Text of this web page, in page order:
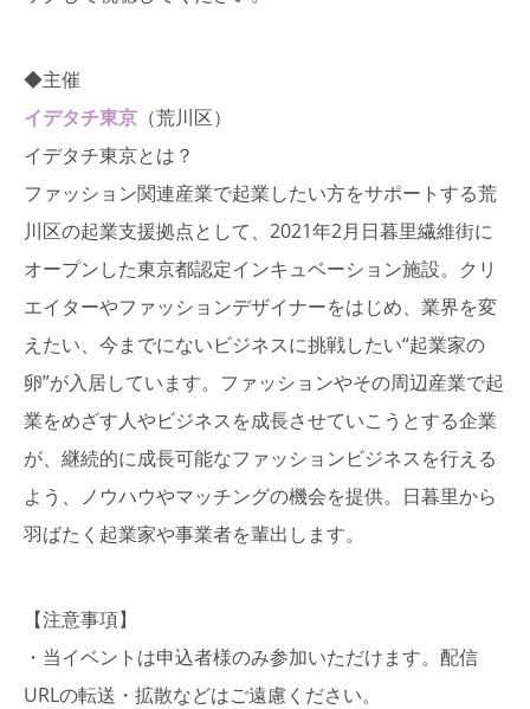
◆主催
イデタチ東京 （荒川区）
イデタチ東京とは？
ファッション関連産業で起業したい方をサポートする荒
川区の起業支援拠点として、2021年2月日暮里繊維街に
オープンした東京都認定インキュベーション施設。クリ
エイターやファッションデザイナーをはじめ、業界を変
えたい、今までにないビジネスに挑戦したい“起業家の
卵”が入居しています。ファッションやその周辺産業で起
業をめざす人やビジネスを成長させていこうとする企業
が、継続的に成長可能なファッションビジネスを行える
よう、ノウハウやマッチングの機会を提供。日暮里から
羽ばたく起業家や事業者を輩出します。
【注意事項】
・当イベントは申込者様のみ参加いただけます。配信
URLの転送・拡散などはご遠慮ください。